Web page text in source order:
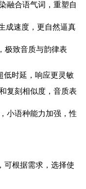
融合语气词，重塑自
成速度，更自然逼真
极致音质与韵律表
低时延，响应更灵敏
复刻相似度，音质表
小语种能力加强，性
可根据需求，选择使